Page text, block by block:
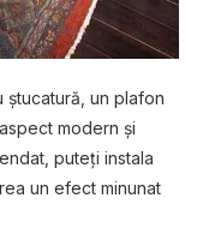
ștucatură, un plafon
modern și
puteți instala
un efect minunat